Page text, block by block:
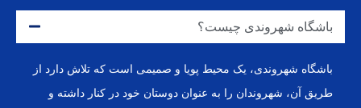
باشگاه شهروندی چیست؟
باشگاه شهروندی، یک محیط پویا و صمیمی است که تلاش دارد از
طریق آن، شهروندان را به عنوان دوستان خود در کنار داشته و